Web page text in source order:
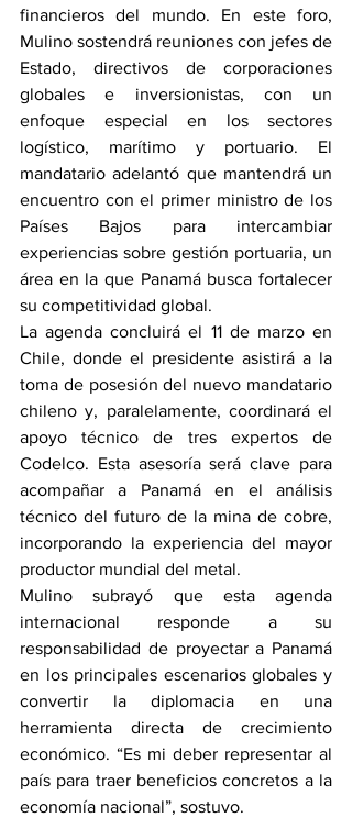
financieros del mundo. En este foro,
Mulino sostendrá reuniones con jefes de
Estado, directivos de corporaciones
globales e inversionistas, con un
enfoque especial en los sectores
logístico, marítimo y portuario. El
mandatario adelantó que mantendrá un
encuentro con el primer ministro de los
Países Bajos para intercambiar
experiencias sobre gestión portuaria, un
área en la que Panamá busca fortalecer
su competitividad global.
La agenda concluirá el 11 de marzo en
Chile, donde el presidente asistirá a la
toma de posesión del nuevo mandatario
chileno y, paralelamente, coordinará el
apoyo técnico de tres expertos de
Codelco. Esta asesoría será clave para
acompañar a Panamá en el análisis
técnico del futuro de la mina de cobre,
incorporando la experiencia del mayor
productor mundial del metal.
Mulino subrayó que esta agenda
internacional responde a su
responsabilidad de proyectar a Panamá
en los principales escenarios globales y
convertir la diplomacia en una
herramienta directa de crecimiento
económico. “Es mi deber representar al
país para traer beneficios concretos a la
economía nacional”, sostuvo.